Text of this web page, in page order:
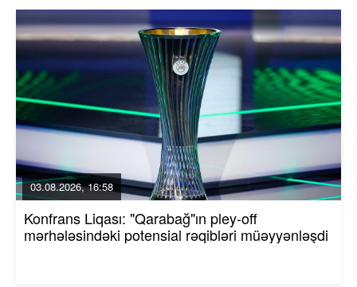
03.08.2026, 16:58
Konfrans Liqası: "Qarabağ"ın pley-off
mərhələsindəki potensial rəqibləri müəyyənləşdi